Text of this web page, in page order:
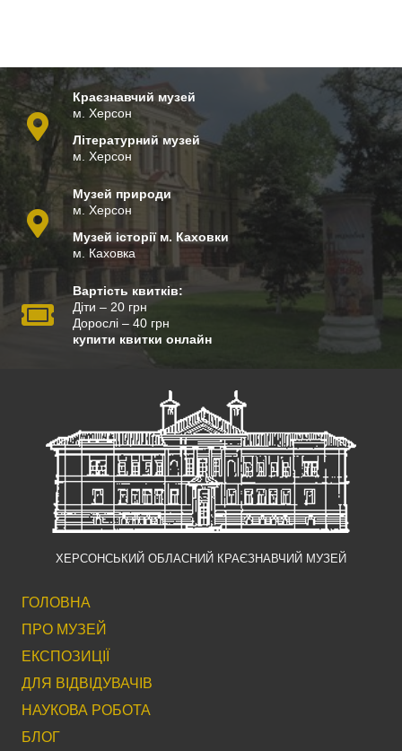
Краєзнавчий музей
м. Херсон
Літературний музей
м. Херсон
Музей природи
м. Херсон
Музей історії м. Каховки
м. Каховка
Вартість квитків:
Діти – 20 грн
Дорослі – 40 грн
купити квитки онлайн
ХЕРСОНСЬКИЙ ОБЛАСНИЙ КРАЄЗНАВЧИЙ МУЗЕЙ
ГОЛОВНА
ПРО МУЗЕЙ
ЕКСПОЗИЦІЇ
ДЛЯ ВІДВІДУВАЧІВ
НАУКОВА РОБОТА
БЛОГ